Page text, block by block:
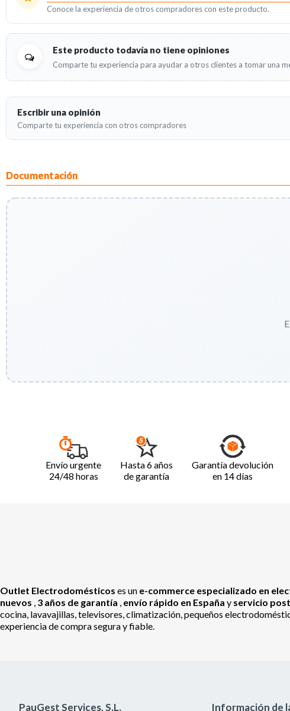
Conoce la experiencia de otros compradores con este producto.
Este producto todavía no tiene opiniones
Comparte tu experiencia para ayudar a otros clientes a tomar una
Escribir una opinión
Comparte tu experiencia con otros compradores
Documentación
Envío urgente
24/48 horas
Hasta 6 años
de garantía
Garantía devolución
en 14 días
Outlet Electrodomésticos es un e-commerce especializado en
nuevos , 3 años de garantía , envío rápido en España y servicio
cocina, lavavajillas, televisores, climatización, pequeños
experiencia de compra segura y fiable.
PauGest Services, S.L. Información de